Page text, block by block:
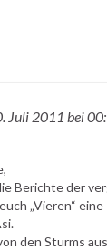
Juli 2011 bei
Berichte der
„Vieren“ eine
den Sturms